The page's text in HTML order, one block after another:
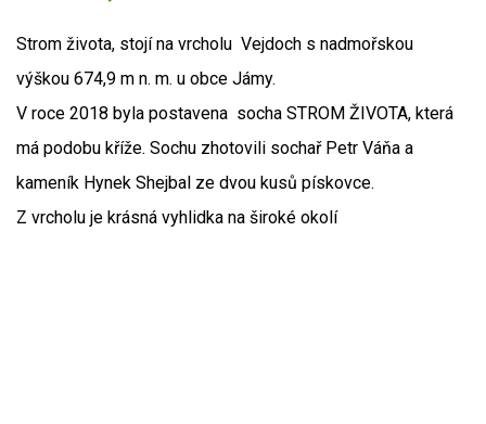
Strom života, stojí na vrcholu Vejdoch s nadmořskou
výškou 674,9 m n. m. u obce Jámy.
V roce 2018 byla postavena socha STROM ŽIVOTA, která
má podobu kříže. Sochu zhotovili sochař Petr Váňa a
kameník Hynek Shejbal ze dvou kusů pískovce.
Z vrcholu je krásná vyhlidka na široké okolí